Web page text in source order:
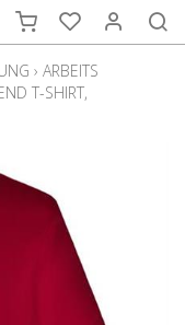
› ARBEITS
T-SHIRT,